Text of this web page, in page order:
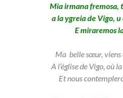
Mia irmana fremosa,
a la ygreia de Vigo,
E miraremos
Ma belle sœur, viens
A l’église de Vigo, où
Et nous